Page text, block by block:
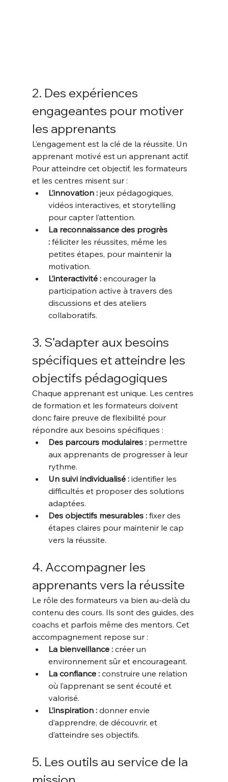
2. Des expériences
engageantes pour motiver
les apprenants
L’engagement est la clé de la réussite. Un
apprenant motivé est un apprenant actif.
Pour atteindre cet objectif, les formateurs
et les centres misent sur :
L’innovation : jeux pédagogiques,
vidéos interactives, et storytelling
pour capter l’attention.
La reconnaissance des progrès
: féliciter les réussites, même les
petites étapes, pour maintenir la
motivation.
L’interactivité : encourager la
participation active à travers des
discussions et des ateliers
collaboratifs.
3. S’adapter aux besoins
spécifiques et atteindre les
objectifs pédagogiques
Chaque apprenant est unique. Les centres
de formation et les formateurs doivent
donc faire preuve de flexibilité pour
répondre aux besoins spécifiques :
Des parcours modulaires : permettre
aux apprenants de progresser à leur
rythme.
Un suivi individualisé : identifier les
difficultés et proposer des solutions
adaptées.
Des objectifs mesurables : fixer des
étapes claires pour maintenir le cap
vers la réussite.
4. Accompagner les
apprenants vers la réussite
Le rôle des formateurs va bien au-delà du
contenu des cours. Ils sont des guides, des
coachs et parfois même des mentors. Cet
accompagnement repose sur :
La bienveillance : créer un
environnement sûr et encourageant.
La confiance : construire une relation
où l’apprenant se sent écouté et
valorisé.
L’inspiration : donner envie
d’apprendre, de découvrir, et
d’atteindre ses objectifs.
5. Les outils au service de la